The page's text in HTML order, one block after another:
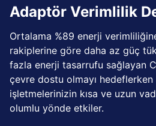
Adaptör Verimlilik
Ortalama %89 enerji
rakiplerine göre daha az güç
fazla enerji tasarrufu sağlayan
çevre dostu olmayı hedeflerken
işletmelerinizin kısa ve uzun
olumlu yönde etkiler.